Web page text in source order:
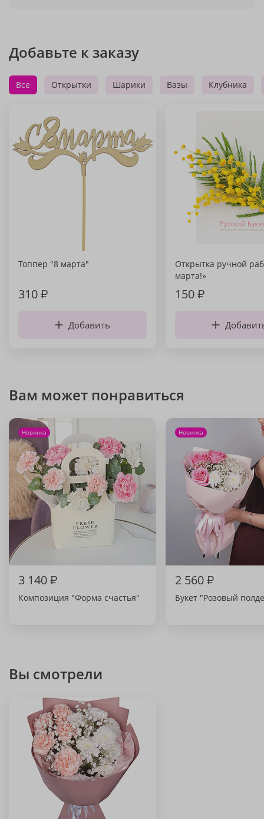
Добавьте к заказу
Все Открытки Шарики Вазы Клубника
Топпер "8 марта"
310₽
Добавить
Открытка ручной
марта!»
150₽
Вам может понравиться
Новинка
3 140₽
Композиция "Форма счастья"
Новинка
2 560₽
Букет "Розовый
Вы смотрели